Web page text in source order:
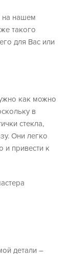
на нашем
такого
для Вас или
как можно
в
стекла,
Они легко
и привести к
детали –